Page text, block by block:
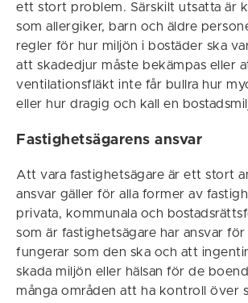
ett stort problem. Särskilt utsatta är
som allergiker, barn och äldre
regler för hur miljön i bostäder ska
att skadedjur måste bekämpas eller
ventilationsfläkt inte får bullra hur
eller hur dragig och kall en
Fastighetsägarens ansvar
Att vara fastighetsägare är ett stort
ansvar gäller för alla former av
privata, kommunala och
som är fastighetsägare har ansvar
fungerar som den ska och att
skada miljön eller hälsan för de
många områden att ha kontroll över